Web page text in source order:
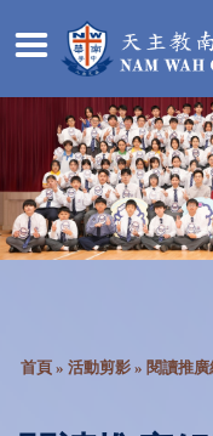
首頁 » 活動剪影 » 閱讀推